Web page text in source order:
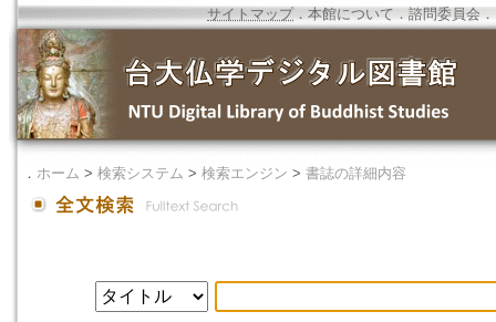
サイトマップ．本館について ． 諮問委員会 ．
． ホーム > 検索システム > 検索エンジン > 書誌の詳細内容